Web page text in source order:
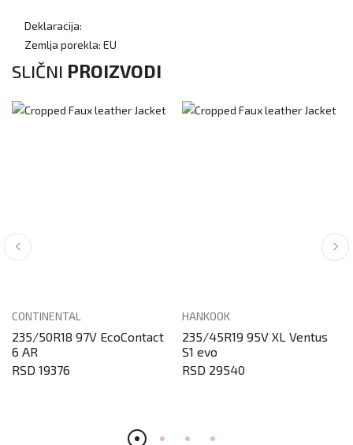
Deklaracija:
Zemlja porekla: EU
SLIČNI PROIZVODI
CONTINENTAL
235/50R18 97V EcoContact
6 AR
RSD 19376
HANKOOK
235/45R19 95V XL Ventus
S1 evo
RSD 29540